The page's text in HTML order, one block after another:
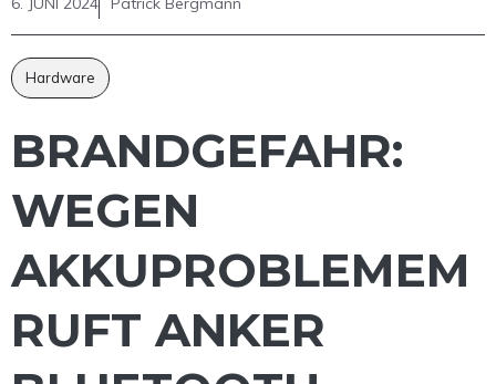
Hardware
BRANDGEFAHR:
WEGEN
AKKUPROBLEMEM
RUFT ANKER